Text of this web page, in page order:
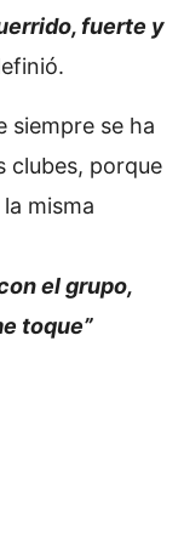
fuerte y
siempre se ha
clubes, porque
misma
el grupo,
toque”